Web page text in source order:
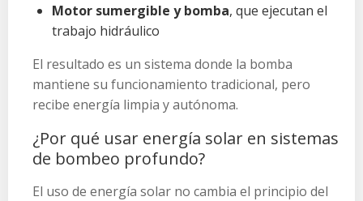
Motor sumergible y bomba, que ejecutan el
trabajo hidráulico
El resultado es un sistema donde la bomba
mantiene su funcionamiento tradicional, pero
recibe energía limpia y autónoma.
¿Por qué usar energía solar en sistemas
de bombeo profundo?
El uso de energía solar no cambia el principio del